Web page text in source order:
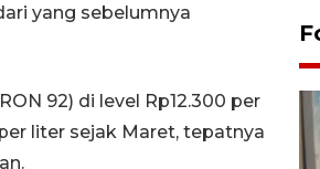
yang sebelumnya
92) di level Rp12.300 per
liter sejak Maret, tepatnya